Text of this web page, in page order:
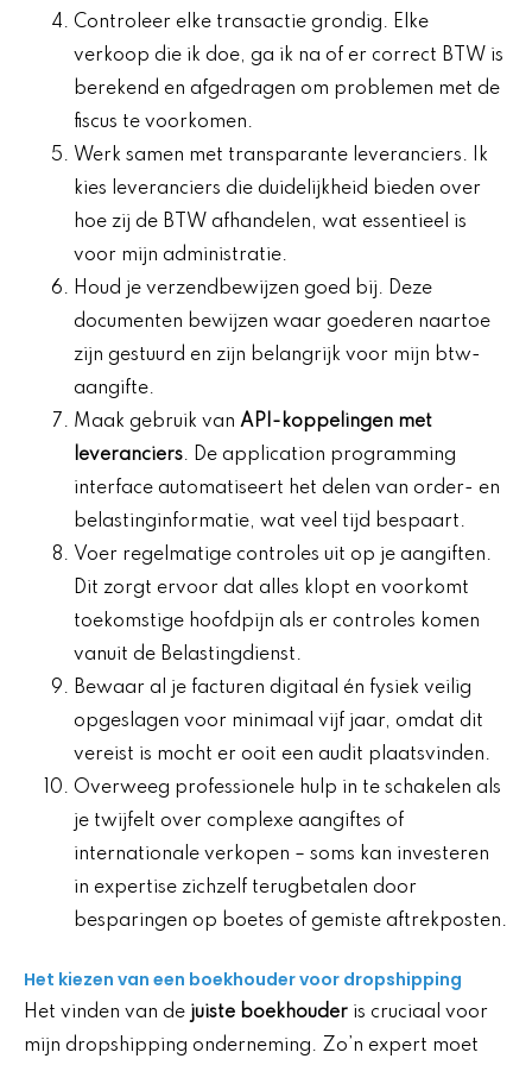
Controleer elke transactie grondig. Elke
verkoop die ik doe, ga ik na of er correct BTW is
berekend en afgedragen om problemen met de
fiscus te voorkomen.
Werk samen met transparante leveranciers. Ik
kies leveranciers die duidelijkheid bieden over
hoe zij de BTW afhandelen, wat essentieel is
voor mijn administratie.
Houd je verzendbewijzen goed bij. Deze
documenten bewijzen waar goederen naartoe
zijn gestuurd en zijn belangrijk voor mijn btw-
aangifte.
Maak gebruik van API-koppelingen met
leveranciers. De application programming
interface automatiseert het delen van order- en
belastinginformatie, wat veel tijd bespaart.
Voer regelmatige controles uit op je aangiften.
Dit zorgt ervoor dat alles klopt en voorkomt
toekomstige hoofdpijn als er controles komen
vanuit de Belastingdienst.
Bewaar al je facturen digitaal én fysiek veilig
opgeslagen voor minimaal vijf jaar, omdat dit
vereist is mocht er ooit een audit plaatsvinden.
Overweeg professionele hulp in te schakelen als
je twijfelt over complexe aangiftes of
internationale verkopen – soms kan investeren
in expertise zichzelf terugbetalen door
besparingen op boetes of gemiste aftrekposten.
Het kiezen van een boekhouder voor dropshipping
Het vinden van de juiste boekhouder is cruciaal voor
mijn dropshipping onderneming. Zo’n expert moet